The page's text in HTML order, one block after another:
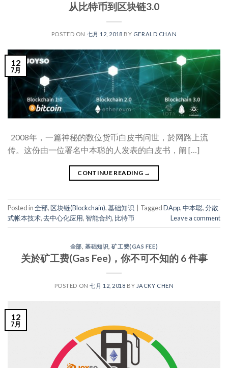
从比特币到区块链3.0
POSTED ON 七月 12, 2018 BY GERALD CHAN
12
7月
2008年，一篇神秘的数位货币白皮书问世，於网路上流
传。这份由一位署名中本聪的人发表的白皮书，阐 […]
CONTINUE READING →
Posted in全部,区块链(Blockchain),基础知识 TaggedDApp,中本聪,分散
式帐本技术,去中心化应用,智能合约, 比特币 Leave a comment
全部 ,基础知识 ,矿工费(GAS FEE)
关於矿工费(Gas Fee)，你不可不知的 6 件事
POSTED ON七月 12, 2018 BY JACKY CHEN
12
7月